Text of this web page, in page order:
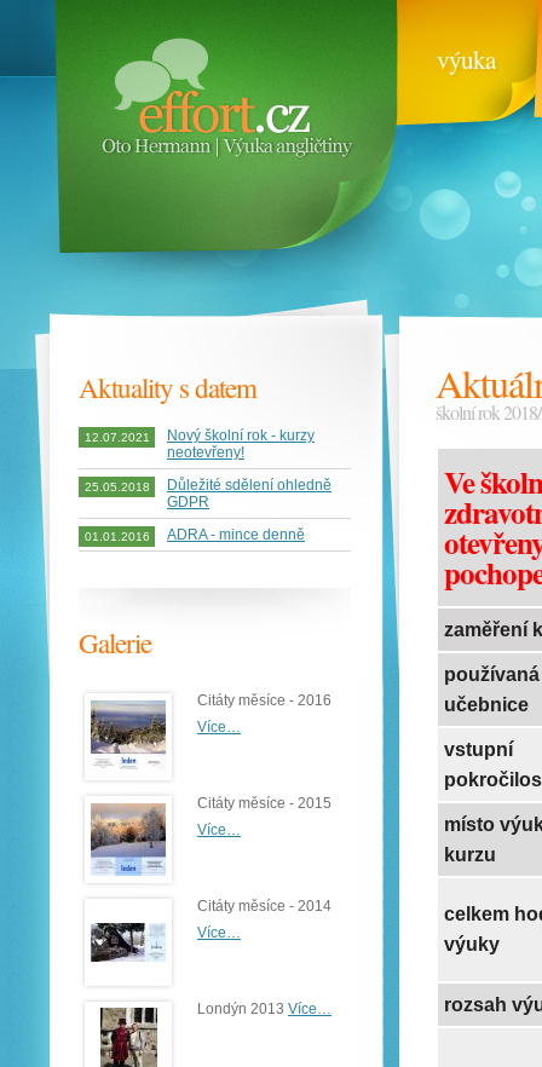
výuka
školní rok
Ve
zaměření
používaná
učebnice
vstupní
místo
kurzu
celkem
výuky
rozsah
Aktuality s datem
12.07.2021
Nový školní rok - kurzy
neotevřeny!
25.05.2018
Důležité sdělení ohledně
GDPR
01.01.2016 ADRA - mince denně
Galerie
Citáty měsíce - 2016
Více…
Citáty měsíce - 2015
Více…
Citáty měsíce - 2014
Více…
Londýn 2013 Více…